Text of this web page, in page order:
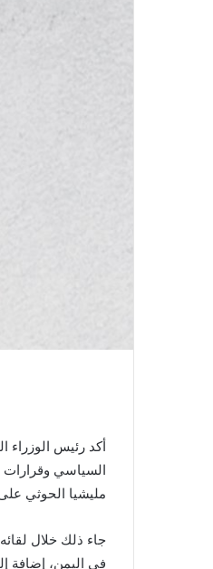
أكد رئيس الوزراء
السياسي وقرارات
مليشيا الحوثي
جاء ذلك خلال
في اليمن، إضافة